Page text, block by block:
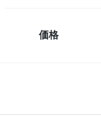
価格